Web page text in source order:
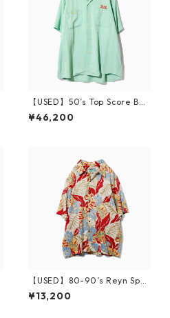
【USED】50’s Top Score Bo
wling Shirt
¥46,200
【USED】80-90’s Reyn Spo
oner S/S Shirt L Diamond He
ad
¥13,200